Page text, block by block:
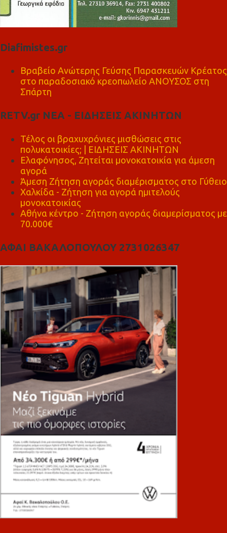
Diafimistes.gr
Βραβείο Ανώτερης Γεύσης Παρασκευών Κρέατος
στο παραδοσιακό κρεοπωλείο ΑΝΟΥΣΟΣ στη
Σπάρτη
RETV.gr ΝΕΑ - ΕΙΔΗΣΕΙΣ ΑΚΙΝΗΤΩΝ
Τέλος οι βραχυχρόνιες μισθώσεις στις
πολυκατοικίες; | ΕΙΔΗΣΕΙΣ ΑΚΙΝΗΤΩΝ
Ελαφόνησος, Ζητείται μονοκατοικία για άμεση
αγορά
Άμεση Ζήτηση αγοράς διαμέρισματος στο Γύθειο
Χαλκίδα - Ζήτηση για αγορά ημιτελούς
μονοκατοικίας
Αθήνα κέντρο - Ζήτηση αγοράς διαμερίσματος με
70.000€
ΑΦΑΙ ΒΑΚΑΛΟΠΟΥΛΟΥ 2731026347